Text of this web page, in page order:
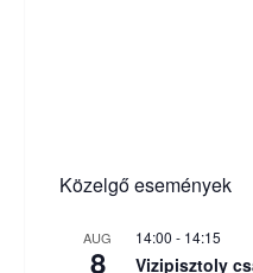
Közelgő események
AUG
8
14:00 - 14:15
Vizipisztoly